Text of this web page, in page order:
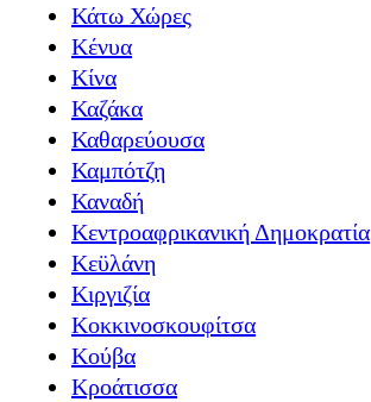
Κάτω Χώρες
Κένυα
Κίνα
Καζάκα
Καθαρεύουσα
Καμπότζη
Καναδή
Κεντροαφρικανική Δημοκρατία
Κεϋλάνη
Κιργιζία
Κοκκινοσκουφίτσα
Κούβα
Κροάτισσα